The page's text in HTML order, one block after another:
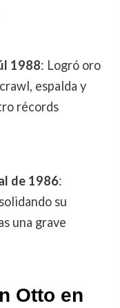
1988: Logró oro
espalda y
récords
de 1986:
su
una grave
Otto en